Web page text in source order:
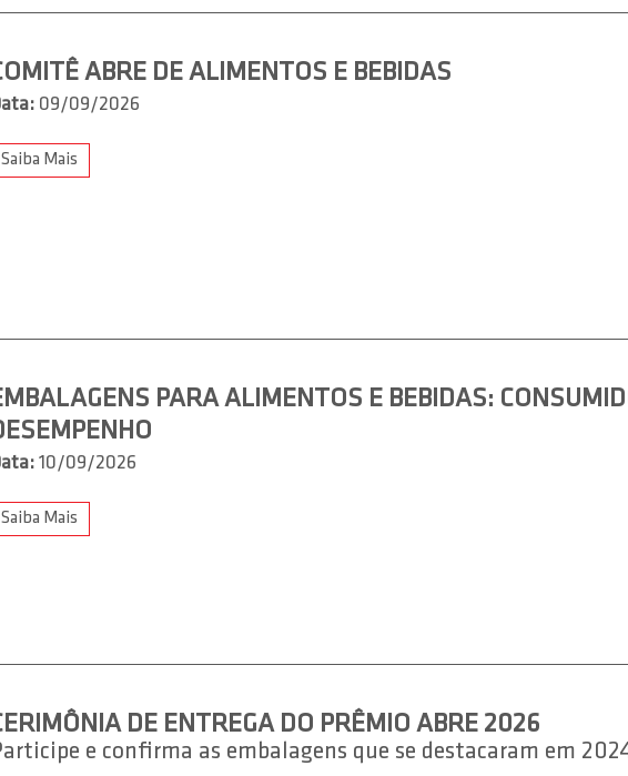
ABRE DE ALIMENTOS E BEBIDAS
09/09/2026
Saiba Mais
PARA ALIMENTOS E BEBIDAS:
10/09/2026
Saiba Mais
DE ENTREGA DO PRÊMIO ABRE 2026
e confirma as embalagens que se destacaram em